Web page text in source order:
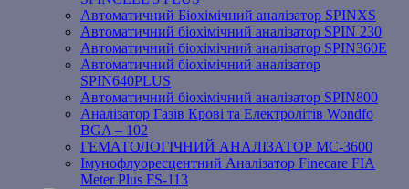
Автоматичний Біохімічний аналізатор SPINXS
Автоматичний біохімічний аналізатор SPIN 230
Автоматичний біохімічний аналізатор SPIN360E
Автоматичний біохімічний аналізатор
SPIN640PLUS
Автоматичний біохімічний аналізатор SPIN800
Аналізатор Газів Крові та Електролітів Wondfo
BGA – 102
ГЕМАТОЛОГІЧНИЙ АНАЛІЗАТОР MC-3600
Імунофлуоресцентний Аналізатор Finecare FIA
Meter Plus FS-113